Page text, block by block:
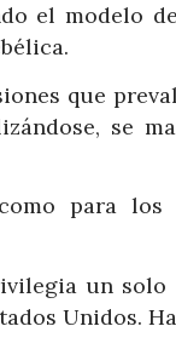
el modelo
que
se
para
un
Unidos.